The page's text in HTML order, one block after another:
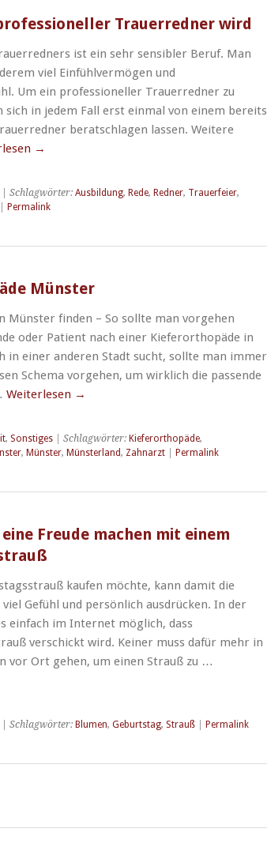
Trauerredner wird
ist ein sehr sensibler Beruf. Man
viel Einfühlvermögen und
Um ein professioneller Trauerredner zu
sich in jedem Fall erst einmal von einem bereits
beratschlagen lassen. Weitere
→
Schlagwörter: Ausbildung, Rede, Redner, Trauerfeier,
Permalink
Münster
Münster finden – So sollte man vorgehen
oder Patient nach einer Kieferorthopäde in
in einer anderen Stadt sucht, sollte man immer
Schema vorgehen, um wirklich die passende
Weiterlesen →
, Sonstiges| Schlagwörter: Kieferorthopäde,
, Münster, Münsterland, Zahnarzt| Permalink
Freude machen mit einem
kaufen möchte, kann damit die
Gefühl und persönlich ausdrücken. In der
einfach im Internet möglich, dass
verschickt wird. Keiner muss dafür mehr in
vor Ort gehen, um einen Strauß zu …
Schlagwörter: Blumen, Geburtstag, Strauß| Permalink